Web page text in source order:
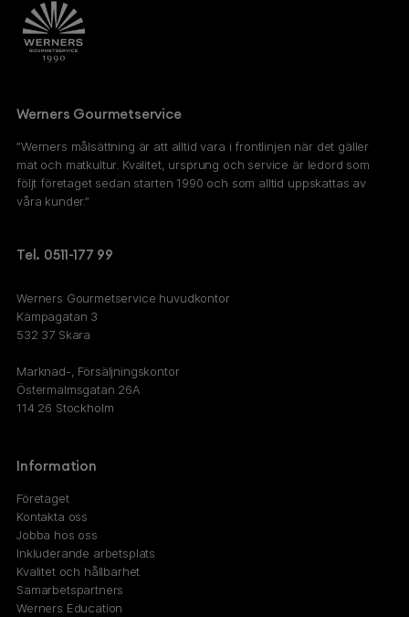
Werners Gourmetservice
”Werners målsättning är att alltid vara i frontlinjen när det gäller
mat och matkultur. Kvalitet, ursprung och service är ledord som
följt företaget sedan starten 1990 och som alltid uppskattas av
våra kunder.”
Tel. 0511-177 99
Werners Gourmetservice huvudkontor
Kämpagatan 3
532 37 Skara
Marknad-, Försäljningskontor
Östermalmsgatan 26A
114 26 Stockholm
Information
Företaget
Kontakta oss
Jobba hos oss
Inkluderande arbetsplats
Kvalitet och hållbarhet
Samarbetspartners
Werners Education